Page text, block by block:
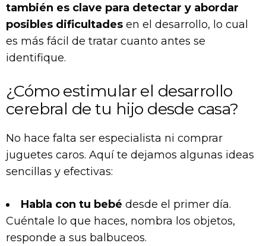
también es clave para detectar y abordar
posibles dificultades en el desarrollo, lo cual
es más fácil de tratar cuanto antes se
identifique.
¿Cómo estimular el desarrollo
cerebral de tu hijo desde casa?
No hace falta ser especialista ni comprar
juguetes caros. Aquí te dejamos algunas ideas
sencillas y efectivas:
Habla con tu bebé desde el primer día.
Cuéntale lo que haces, nombra los objetos,
responde a sus balbuceos.